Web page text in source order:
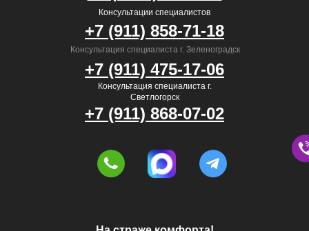
Консультация специалиста г.
Светлогорск
Консультация специалиста г. Зеленоградск
Консультации специалистов
+7 (911) 858-71-18
+7 (911) 475-17-06
+7 (911) 868-07-02